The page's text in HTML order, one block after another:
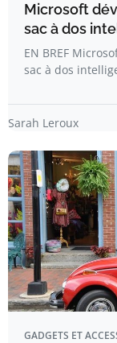
Microsoft
sac à dos
EN BREF
sac à dos
Sarah Leroux
GADGETS ET